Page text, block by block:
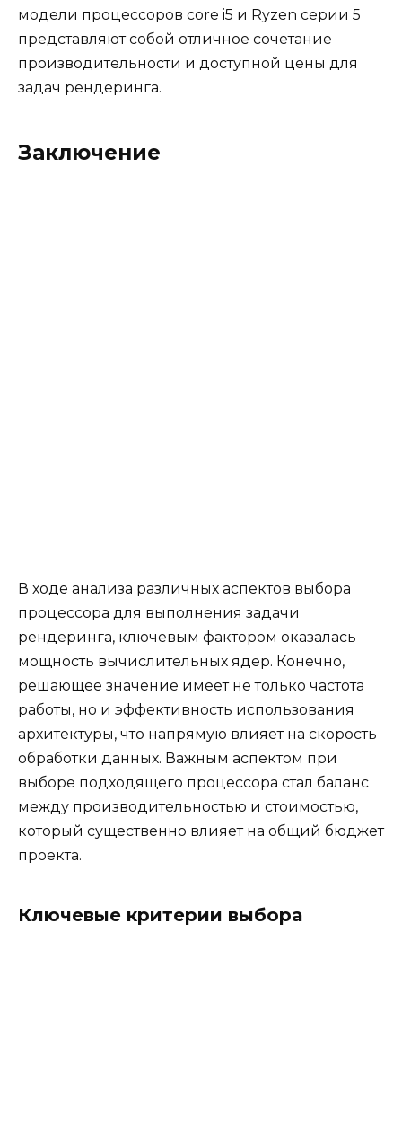
модели процессоров core i5 и Ryzen серии 5
представляют собой отличное сочетание
производительности и доступной цены для
задач рендеринга.
Заключение
В ходе анализа различных аспектов выбора
процессора для выполнения задачи
рендеринга, ключевым фактором оказалась
мощность вычислительных ядер. Конечно,
решающее значение имеет не только частота
работы, но и эффективность использования
архитектуры, что напрямую влияет на скорость
обработки данных. Важным аспектом при
выборе подходящего процессора стал баланс
между производительностью и стоимостью,
который существенно влияет на общий бюджет
проекта.
Ключевые критерии выбора